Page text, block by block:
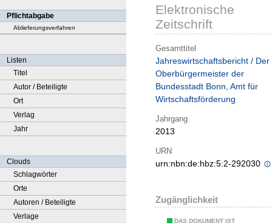
Pflichtabgabe
Ablieferungsverfahren
Listen
Titel
Autor / Beteiligte
Ort
Verlag
Jahr
Clouds
Schlagwörter
Orte
Autoren / Beteiligte
Verlage
Elektronische
Zeitschrift
Gesamttitel
Jahreswirtschaftsbericht / Der
Oberbürgermeister der
Bundesstadt Bonn, Amt für
Wirtschaftsförderung
Jahrgang
2013
URN
urn:nbn:de:hbz:5:2-292030
Zugänglichkeit
DAS DOKUMENT IST